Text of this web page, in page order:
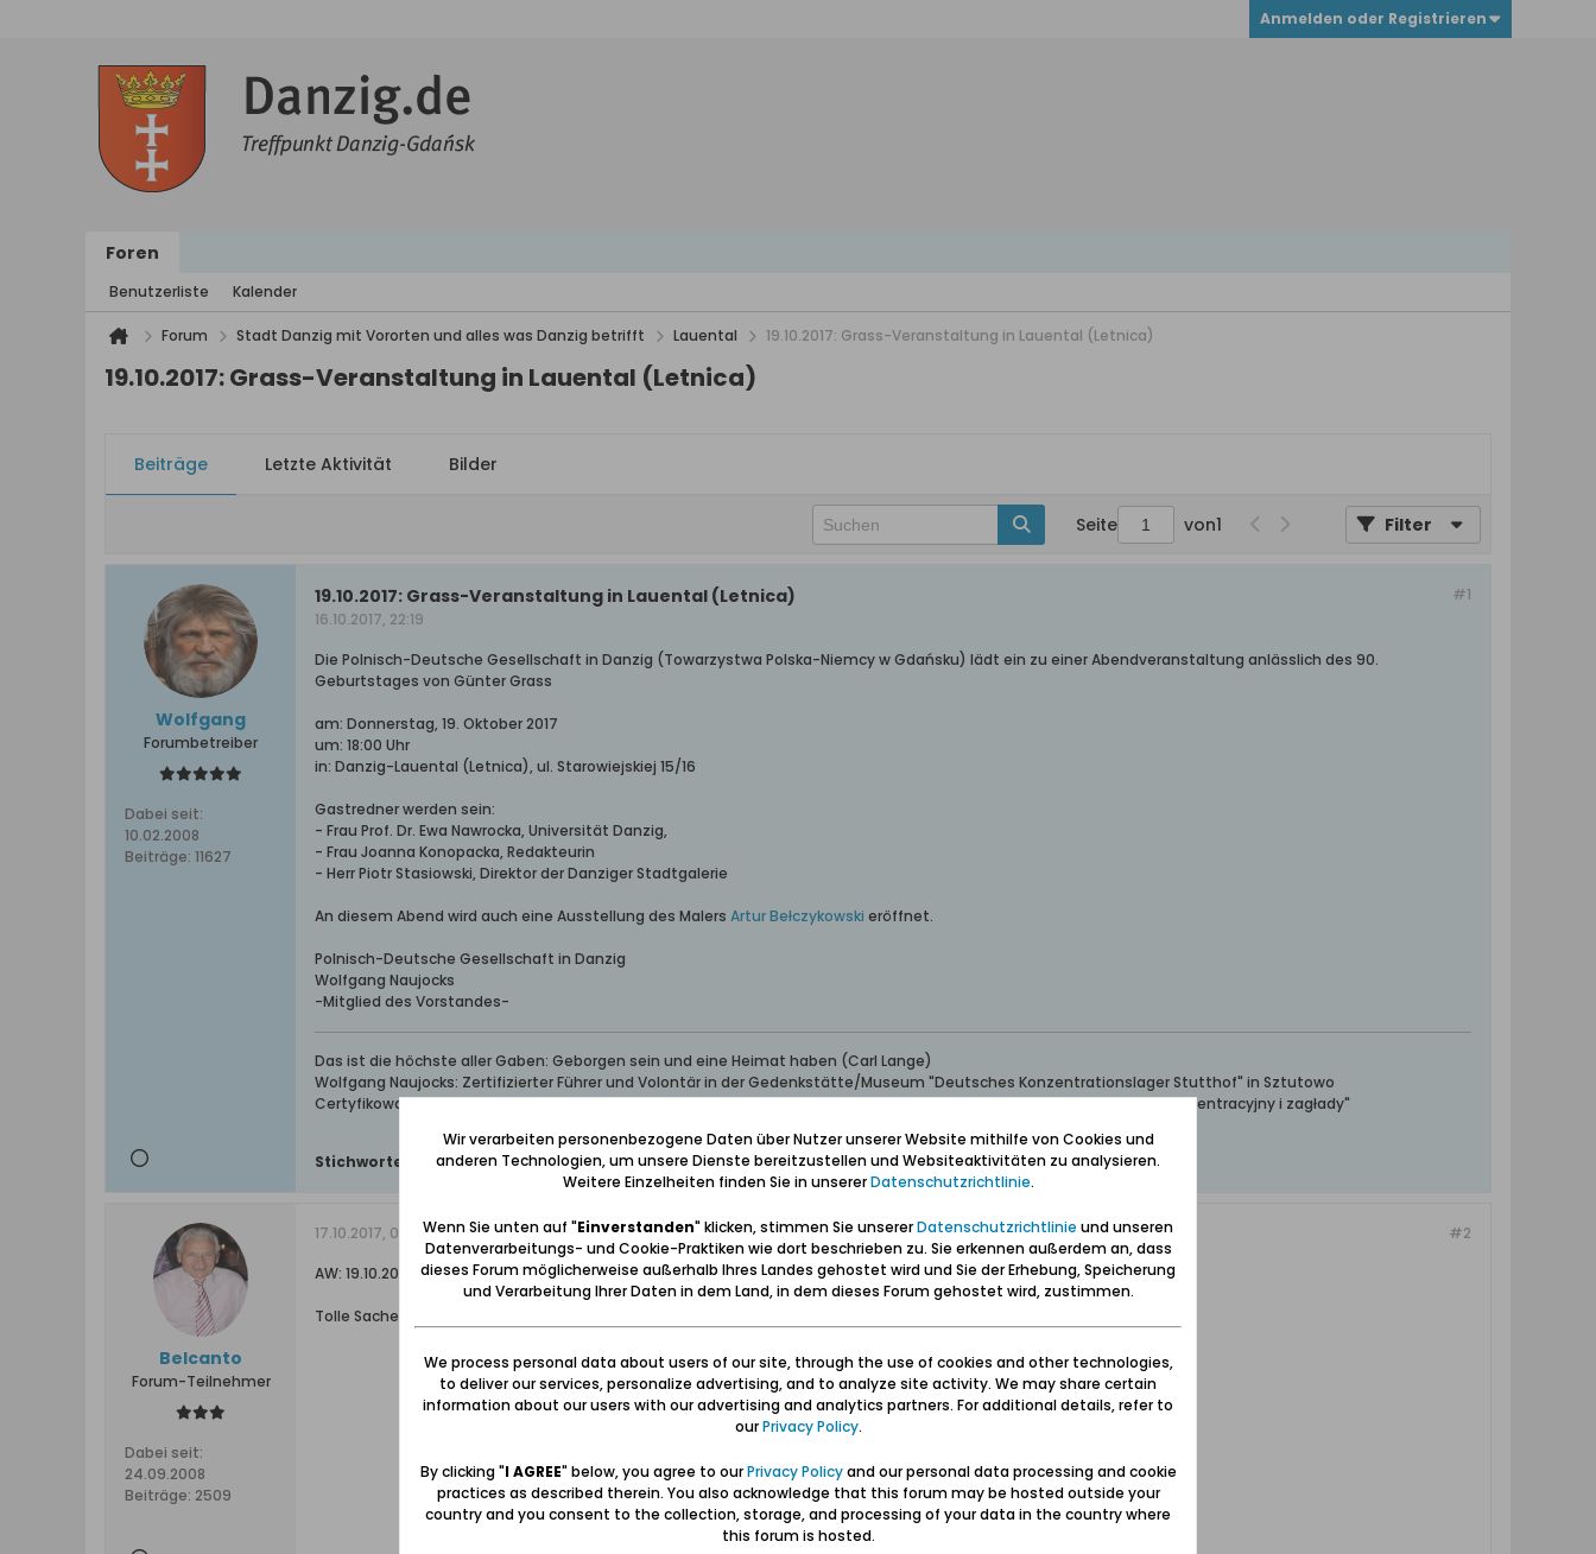
Anmelden oder Registrieren
Foren
Benutzerliste Kalender
Forum Stadt Danzig mit Vororten und alles was Danzig betrifft Lauental 19.10.2017: Grass-Veranstaltung in Lauental (Letnica)
19.10.2017: Grass-Veranstaltung in Lauental (Letnica)
Beiträge Letzte Aktivität Bilder
Seite von1 Filter
Wolfgang
Forumbetreiber
Dabei seit:
10.02.2008
Beiträge: 11627
#1
19.10.2017: Grass-Veranstaltung in Lauental (Letnica)
16.10.2017, 22:19
Die Polnisch-Deutsche Gesellschaft in Danzig (Towarzystwa Polska-Niemcy w Gdańsku) lädt ein zu einer Abendveranstaltung anlässlich des 90.
Geburtstages von Günter Grass
am: Donnerstag, 19. Oktober 2017
um: 18:00 Uhr
in: Danzig-Lauental (Letnica), ul. Starowiejskiej 15/16
Gastredner werden sein:
- Frau Prof. Dr. Ewa Nawrocka, Universität Danzig,
- Frau Joanna Konopacka, Redakteurin
- Herr Piotr Stasiowski, Direktor der Danziger Stadtgalerie
An diesem Abend wird auch eine Ausstellung des Malers Artur Bełczykowski eröffnet.
Polnisch-Deutsche Gesellschaft in Danzig
Wolfgang Naujocks
-Mitglied des Vorstandes-
Das ist die höchste aller Gaben: Geborgen sein und eine Heimat haben (Carl Lange)
Wolfgang Naujocks: Zertifizierter Führer und Volontär in der Gedenkstätte/Museum "Deutsches Konzentrationslager Stutthof" in Sztutowo
Certyfikowany przewodnik i wolontariusz po muzeum "Muzeum Stutthof w Sztutowie - Niemiecki nazistowski obóz koncentracyjny i zagłady"
Stichworte:
Belcanto
Forum-Teilnehmer
Dabei seit:
24.09.2008
Beiträge: 2509
#2
17.10.2017, 08:00
AW: 19.10.2017: Grass-Veranstaltung in Lauental (Letnica)
Tolle Sache, wenn es nicht zu weit wäre.
Wir verarbeiten personenbezogene Daten über Nutzer unserer Website mithilfe von Cookies und
anderen Technologien, um unsere Dienste bereitzustellen und Websiteaktivitäten zu analysieren.
Weitere Einzelheiten finden Sie in unsererDatenschutzrichtlinie.
Wenn Sie unten auf "Einverstanden" klicken, stimmen Sie unsererDatenschutzrichtlinie und unseren
Datenverarbeitungs- und Cookie-Praktiken wie dort beschrieben zu. Sie erkennen außerdem an, dass
dieses Forum möglicherweise außerhalb Ihres Landes gehostet wird und Sie der Erhebung, Speicherung
und Verarbeitung Ihrer Daten in dem Land, in dem dieses Forum gehostet wird, zustimmen.
We process personal data about users of our site, through the use of cookies and other technologies,
to deliver our services, personalize advertising, and to analyze site activity. We may share certain
information about our users with our advertising and analytics partners. For additional details, refer to
ourPrivacy Policy.
By clicking "I AGREE" below, you agree to ourPrivacy Policyand our personal data processing and cookie
practices as described therein. You also acknowledge that this forum may be hosted outside your
country and you consent to the collection, storage, and processing of your data in the country where
this forum is hosted.